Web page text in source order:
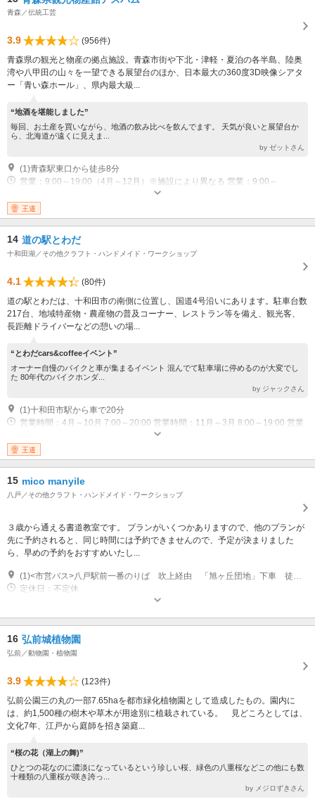
青森／伝統工芸
3.9
(956件)
青森県の観光と物産の拠点施設。青森市街や下北・津軽・夏泊の各半島、陸奥
湾や八甲田の山々を一望できる展望台のほか、日本最大の360度3D映像シアタ
ー「青い森ホール」、県内最大級...
“地酒を堪能しました”
毎回、お土産を買いながら、地酒の飲み比べを飲んでます。 天気が良いと展望台か
ら、北海道が遠くに見えま...
by ゼットさん
(1)青森駅東口から徒歩8分
営業：9:00～19:00（4月～12月）※施設により異なる 営業：9:00～
18:00（11月～3月）※施設により異なる 休業：12/31、ほか臨時休館日あり
（年2日程度）
専用駐車場あり（有料）100台 24時間営業（アスパム休館日除く）
王道
14 道の駅とわだ
十和田湖／その他クラフト・ハンドメイド・ワークショップ
4.1
(80件)
道の駅とわだは、十和田市の南側に位置し、国道4号沿いにあります。駐車台数
217台、地域特産物・農産物の普及コーナー、レストラン等を備え、観光客、
長距離ドライバーなどの憩いの場...
“とわだcars&coffeeイベント”
オーナー自慢のバイクと車が集まるイベント 混んでて駐車場に停めるのが大変でし
た 80年代のバイクホンダ...
by ジャックさん
(1)十和田市駅から車で20分
営業時間：4月～10月 7:00～20:00 営業時間：11月～3月 8:00～19:00 営業
時間：4月～10月 11:00～19:30 レストラン「つつじ」 ラストオーダー
19:00 営業時間：11月～3月 11:00～18:30 レストラン「つつじ」 ラストオ
ーダー18:00 営業時間：10:00～17:00 軽食コーナー「駒亭」
王道
15 mico manyile
八戸／その他クラフト・ハンドメイド・ワークショップ
３歳から通える書道教室です。 プランがいくつかありますので、他のプランが
先に予約されると、同じ時間には予約できませんので、予定が決まりました
ら、早めの予約をおすすめいたし...
(1)<市営バス>八戸駅前一番のりば 吹上経由 「旭ヶ丘団地」下車 徒歩5分
定休日：不定休
16 弘前城植物園
弘前／動物園・植物園
3.9
(123件)
弘前公園三の丸の一部7.65haを都市緑化植物園として造成したもの。園内に
は、約1,500種の樹木や草木が用途別に植栽されている。 見どころとしては、
文化7年、江戸から庭師を招き築庭...
“桜の花（湖上の舞)”
ひとつの花なのに濃淡になっているという珍しい桜、緑色の八重桜などこの他にも数
十種類の八重桜が咲き誇っ...
by メジロずきさん